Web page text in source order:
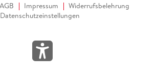
AGB Impressum
Widerrufsbelehrung
Datenschutzeinstellungen